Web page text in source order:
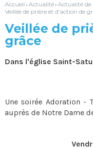
Accueil › Actualité› Actualité de
Veillée de prière et d'action de
Veillée de
grâce
Dans l'église Saint-
Une soirée Adoration -
auprès de Notre Dame